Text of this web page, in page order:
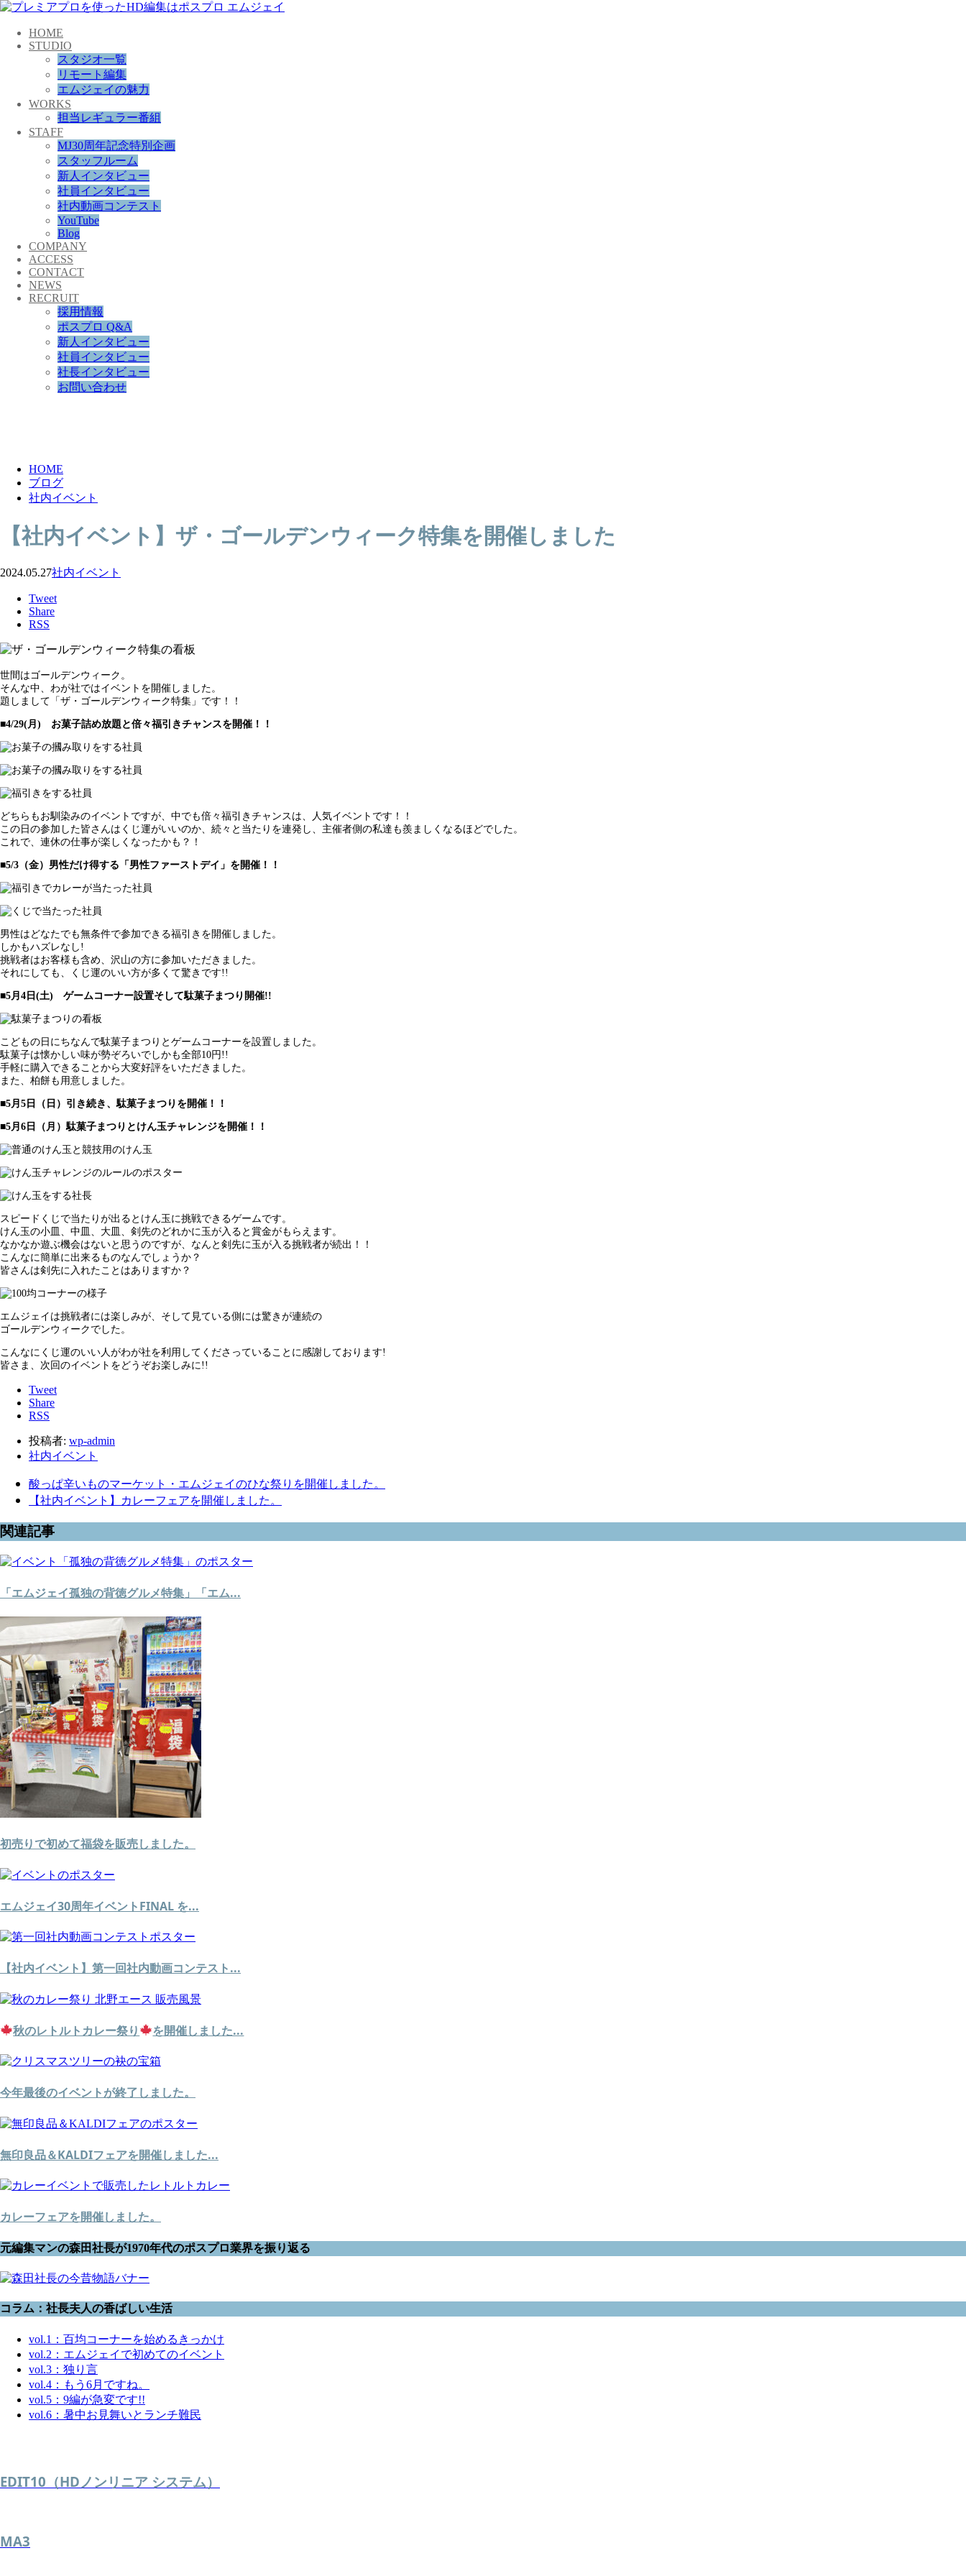
HOME
STUDIO
スタジオ一覧
リモート編集
エムジェイの魅力
WORKS
担当レギュラー番組
STAFF
MJ30周年記念特別企画
スタッフルーム
新人インタビュー
社員インタビュー
社内動画コンテスト
YouTube
Blog
COMPANY
ACCESS
CONTACT
NEWS
RECRUIT
採用情報
ポスプロ Q&A
新人インタビュー
社員インタビュー
社長インタビュー
お問い合わせ
HOME
ブログ
社内イベント
【社内イベント】ザ・ゴールデンウィーク特集を開催しました
2024.05.27社内イベント
Tweet
Share
RSS
世間はゴールデンウィーク。
そんな中、わが社ではイベントを開催しました。
題しまして「ザ・ゴールデンウィーク特集」です！！
■4/29(月) お菓子詰め放題と倍々福引きチャンスを開催！！
どちらもお馴染みのイベントですが、中でも倍々福引きチャンスは、人気イベントです！！
この日の参加した皆さんはくじ運がいいのか、続々と当たりを連発し、主催者側の私達も羨ましくなるほどでした。
これで、連休の仕事が楽しくなったかも？！
■5/3（金）男性だけ得する「男性ファーストデイ」を開催！！
男性はどなたでも無条件で参加できる福引きを開催しました。
しかもハズレなし!
挑戦者はお客様も含め、沢山の方に参加いただきました。
それにしても、くじ運のいい方が多くて驚きです!!
■5月4日(土) ゲームコーナー設置そして駄菓子まつり開催!!
こどもの日にちなんで駄菓子まつりとゲームコーナーを設置しました。
駄菓子は懐かしい味が勢ぞろいでしかも全部10円!!
手軽に購入できることから大変好評をいただきました。
また、柏餅も用意しました。
■5月5日（日）引き続き、駄菓子まつりを開催！！
■5月6日（月）駄菓子まつりとけん玉チャレンジを開催！！
スピードくじで当たりが出るとけん玉に挑戦できるゲームです。
けん玉の小皿、中皿、大皿、剣先のどれかに玉が入ると賞金がもらえます。
なかなか遊ぶ機会はないと思うのですが、なんと剣先に玉が入る挑戦者が続出！！
こんなに簡単に出来るものなんでしょうか？
皆さんは剣先に入れたことはありますか？
エムジェイは挑戦者には楽しみが、そして見ている側には驚きが連続の
ゴールデンウィークでした。
こんなにくじ運のいい人がわが社を利用してくださっていることに感謝しております!
皆さま、次回のイベントをどうぞお楽しみに!!
Tweet
Share
RSS
投稿者: wp-admin
社内イベント
酸っぱ辛いものマーケット・エムジェイのひな祭りを開催しました。
【社内イベント】カレーフェアを開催しました。
関連記事
「エムジェイ孤独の背徳グルメ特集」「エム...
初売りで初めて福袋を販売しました。
エムジェイ30周年イベントFINAL を...
【社内イベント】第一回社内動画コンテスト...
秋のレトルトカレー祭り を開催しました...
今年最後のイベントが終了しました。
無印良品＆KALDIフェアを開催しました...
カレーフェアを開催しました。
元編集マンの森田社長が1970年代のポスプロ業界を振り返る
コラム：社長夫人の香ばしい生活
vol.1：百均コーナーを始めるきっかけ
vol.2：エムジェイで初めてのイベント
vol.3：独り言
vol.4：もう6月ですね。
vol.5：9編が急変です!!
vol.6：暑中お見舞いとランチ難民
EDIT10（HDノンリニア システム）
MA3